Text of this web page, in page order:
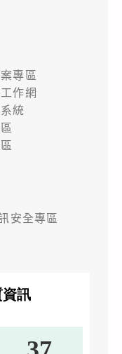
專區
作網
統
安全專區